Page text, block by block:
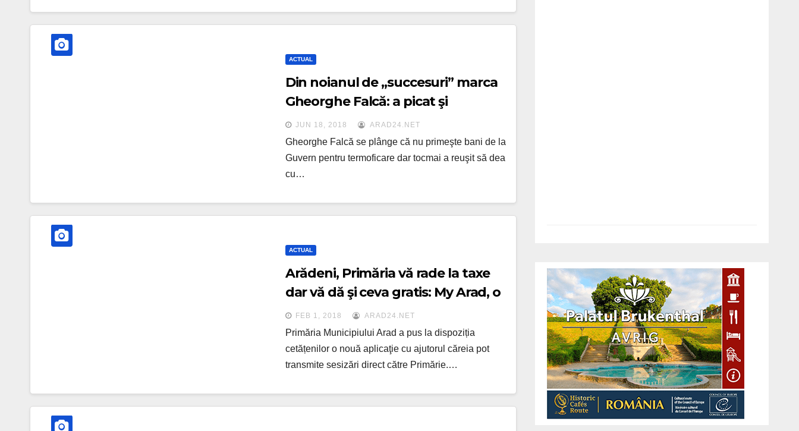
ACTUAL
Din noianul de „succesuri” marca
Gheorghe Falcă: a picat şi
proiectul cu elveţienii
JUN 18, 2018 ARAD24.NET
Gheorghe Falcă se plânge că nu primeşte bani de la
Guvern pentru termoficare dar tocmai a reuşit să dea
cu…
ACTUAL
Arădeni, Primăria vă rade la taxe
dar vă dă şi ceva gratis: My Arad, o
aplicaţie pentru reclamaţii
FEB 1, 2018 ARAD24.NET
Primăria Municipiului Arad a pus la dispoziția
cetățenilor o nouă aplicaţie cu ajutorul căreia pot
transmite sesizări direct către Primărie.…